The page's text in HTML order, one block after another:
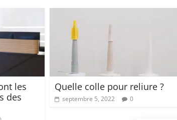
les
des
Quelle colle pour reliure ?
septembre 5, 2022 0